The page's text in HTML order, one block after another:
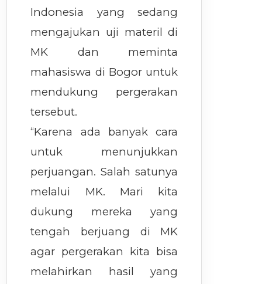
Indonesia yang sedang
mengajukan uji materil di
MK dan meminta
mahasiswa di Bogor untuk
mendukung pergerakan
tersebut.
“Karena ada banyak cara
untuk menunjukkan
perjuangan. Salah satunya
melalui MK. Mari kita
dukung mereka yang
tengah berjuang di MK
agar pergerakan kita bisa
melahirkan hasil yang